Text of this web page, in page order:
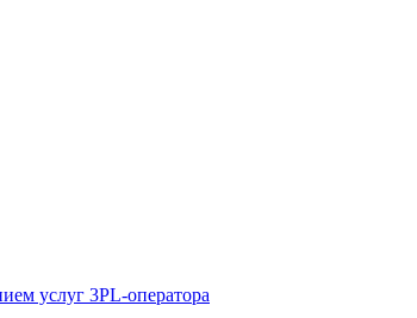
услуг 3PL-оператора